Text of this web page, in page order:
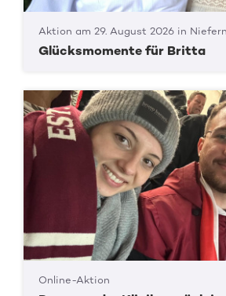
Aktion am 29. August 2026 in
Glücksmomente für Britta
Online-Aktion